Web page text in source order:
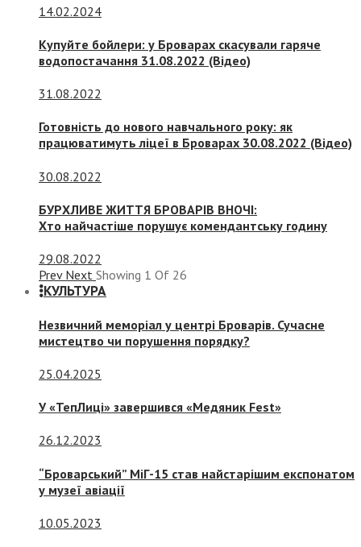
14.02.2024
Купуйте бойлери: у Броварах скасували гаряче
водопостачання 31.08.2022 (Відео)
31.08.2022
Готовність до нового навчального року: як
працюватимуть ліцеї в Броварах 30.08.2022 (Відео)
30.08.2022
БУРХЛИВЕ ЖИТТЯ БРОВАРІВ ВНОЧІ:
Хто найчастіше порушує комендантську годину
29.08.2022
Prev Next Showing 1 Of 26
КУЛЬТУРА
Незвичний меморіал у центрі Броварів. Сучасне
мистецтво чи порушення порядку?
25.04.2025
У «ТепЛиці» завершився «Медяник Fest»
26.12.2023
“Броварський” МіГ-15 став найстарішим експонатом
у музеї авіації
10.05.2023